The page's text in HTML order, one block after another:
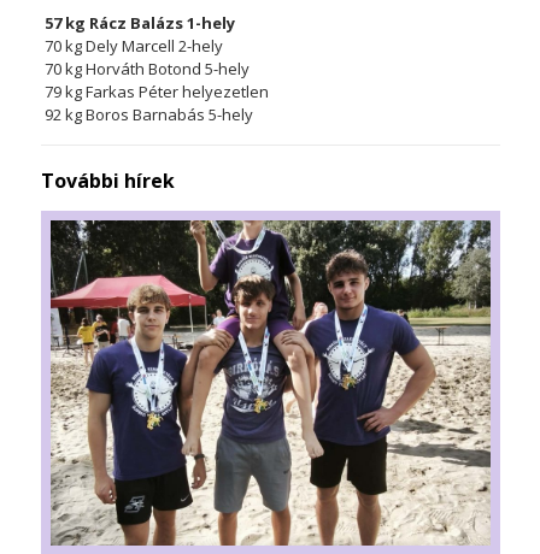
57 kg Rácz Balázs 1-hely
70 kg Dely Marcell 2-hely
70 kg Horváth Botond 5-hely
79 kg Farkas Péter helyezetlen
92 kg Boros Barnabás 5-hely
További hírek